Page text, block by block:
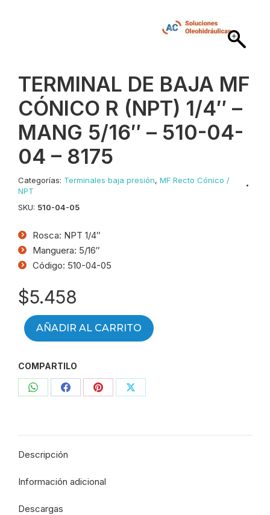
TERMINAL DE BAJA MF
CÓNICO R (NPT) 1/4″ –
MANG 5/16″ – 510-04-
04 – 8175
Categorías: Terminales baja presión, MF Recto Cónico /
NPT
SKU: 510-04-05
Rosca: NPT 1/4″
Manguera: 5/16″
Código: 510-04-05
$5.458
AÑADIR AL CARRITO
COMPARTILO
CompartirCompartirCompartirCompartir
Descripción
Información adicional
Descargas